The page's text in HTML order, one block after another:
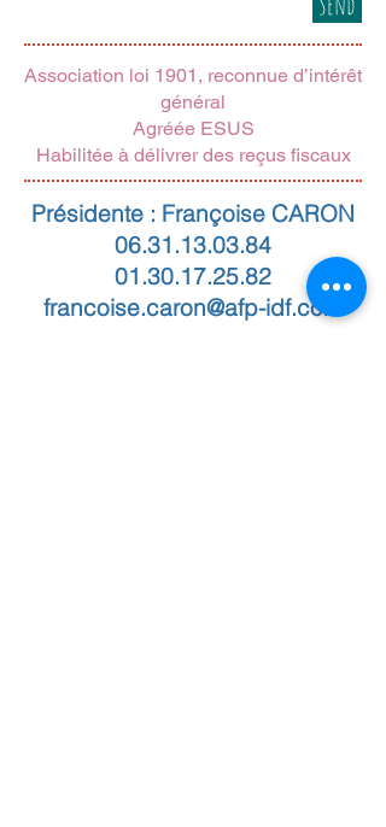
​Association loi 1901, reconnue d’intérêt
général
Agréée ESUS
Habilitée à délivrer des reçus fiscaux
Présidente : Françoise CARON
06.31.13.03.84
01.30.17.25.82
francoise.caron@afp-idf.com